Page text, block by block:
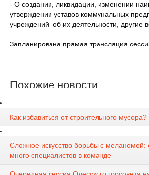
- О создании, ликвидации, изменении
утверждении уставов коммунальных
учреждений, об их деятельности, другие
Запланирована прямая трансляция
Похожие новости
Как избавиться от строительного мусора?
Сложное искусство борьбы с меланомой:
много специалистов в команде